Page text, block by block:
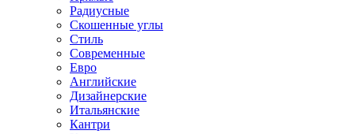
Радиусные
Скошенные углы
Стиль
Современные
Евро
Английские
Дизайнерские
Итальянские
Кантри